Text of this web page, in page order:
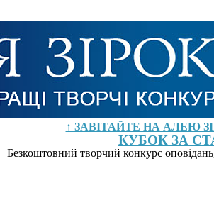
↑ ЗАВІТАЙТЕ НА АЛЕЮ
КУБОК ЗА
Безкоштовний творчий конкурс